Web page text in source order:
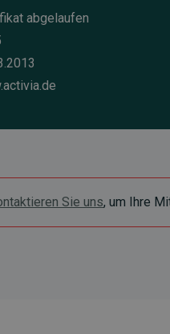
abgelaufen
Sie uns, um Ihre